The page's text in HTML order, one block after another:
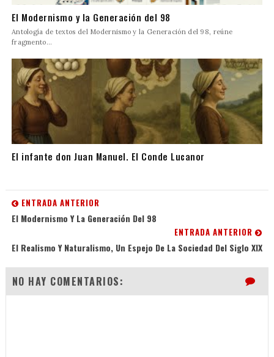
El Modernismo y la Generación del 98
Antología de textos del Modernismo y la Generación del 98, reúne
fragmento...
El infante don Juan Manuel. El Conde Lucanor
ENTRADA ANTERIOR
El Modernismo Y La Generación Del 98
ENTRADA ANTERIOR
El Realismo Y Naturalismo, Un Espejo De La Sociedad Del Siglo XIX
NO HAY COMENTARIOS: